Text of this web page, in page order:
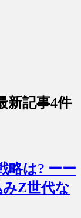
新記事4件
略は? ーー
Z世代な